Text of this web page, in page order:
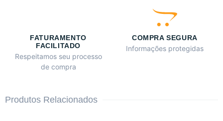
FATURAMENTO
FACILITADO
Respeitamos seu processo
de compra
COMPRA SEGURA
Informações protegidas
Produtos Relacionados